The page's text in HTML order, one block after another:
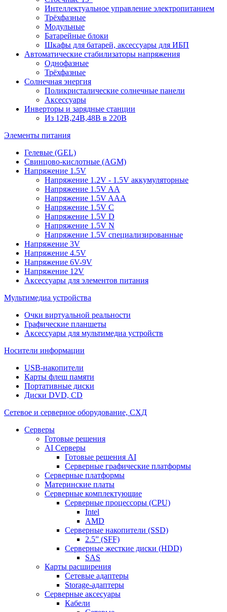
Интеллектуальное управление электропитанием
Трёхфазные
Модульные
Батарейные блоки
Шкафы для батарей, аксессуары для ИБП
Автоматические стабилизаторы напряжения
Однофазные
Трёхфазные
Солнечная энергия
Поликристалические солнечные панели
Аксессуары
Инверторы и зарядные станции
Из 12В,24В,48В в 220В
Элементы питания
Гелевые (GEL)
Свинцово-кислотные (AGM)
Напряжение 1.5V
Напряжение 1.2V - 1.5V аккумуляторные
Напряжение 1.5V AA
Напряжение 1.5V AAA
Напряжение 1.5V C
Напряжение 1.5V D
Напряжение 1.5V N
Напряжение 1.5V специализированные
Напряжение 3V
Напряжение 4.5V
Напряжение 6V-9V
Напряжение 12V
Аксессуары для элементов питания
Мультимедиа устройства
Очки виртуальной реальности
Графические планшеты
Аксессуары для мультимедиа устройств
Носители информации
USB-накопители
Карты флеш памяти
Портативные диски
Диски DVD, CD
Сетевое и серверное оборудование, СХД
Cерверы
Готовые решения
AI Серверы
Готовые решения AI
Серверные графические платформы
Серверные платформы
Материнские платы
Серверные комплектующие
Серверные процессоры (CPU)
Intel
AMD
Серверные накопители (SSD)
2.5” (SFF)
Серверные жесткие диски (HDD)
SAS
Карты расширения
Сетевые адаптеры
Storage-адаптеры
Серверные аксесуары
Кабели